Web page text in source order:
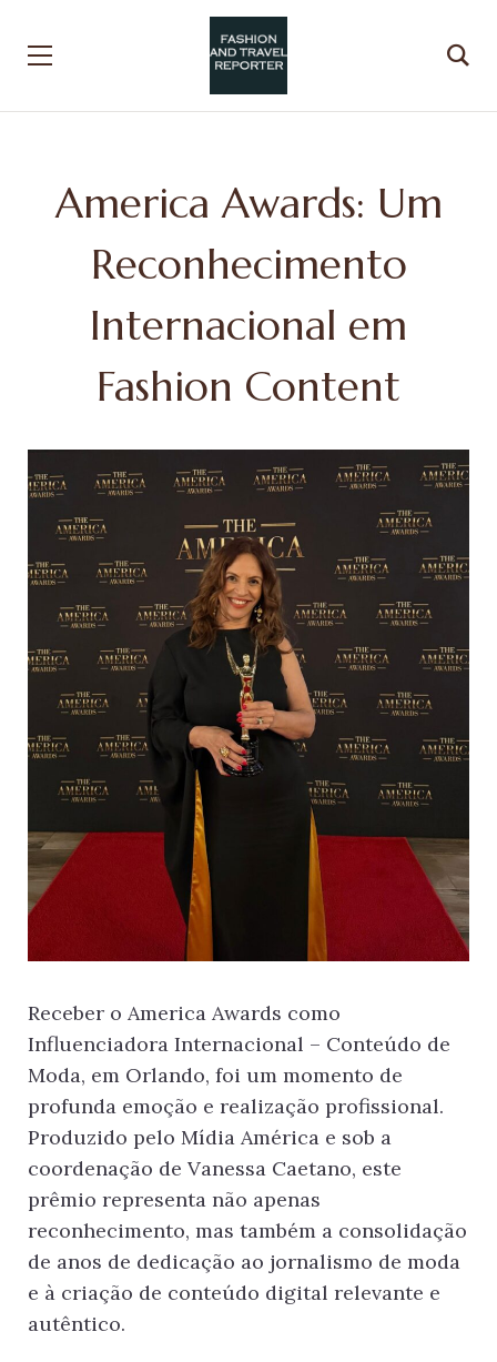
America Awards: Um
Reconhecimento
Internacional em
Fashion Content
Receber o America Awards como
Influenciadora Internacional – Conteúdo de
Moda, em Orlando, foi um momento de
profunda emoção e realização profissional.
Produzido pelo Mídia América e sob a
coordenação de Vanessa Caetano, este
prêmio representa não apenas
reconhecimento, mas também a consolidação
de anos de dedicação ao jornalismo de moda
e à criação de conteúdo digital relevante e
autêntico.